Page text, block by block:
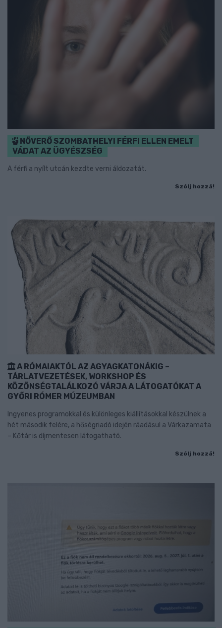
NŐVERŐ SZOMBATHELYI FÉRFI ELLEN EMELT
VÁDAT AZ ÜGYÉSZSÉG
A férfi a nyílt utcán kezdte verni áldozatát.
Szólj hozzá!
A RÓMAIAKTÓL AZ AGYAGKATONÁKIG –
TÁRLATVEZETÉSEK, WORKSHOP ÉS
KÖZÖNSÉGTALÁLKOZÓ VÁRJA A LÁTOGATÓKAT A
GYŐRI RÓMER MÚZEUMBAN
Ingyenes programokkal és különleges kiállításokkal készülnek a
hét második felére, a hőségriadó idején ráadásul a Várkazamata
– Kőtár is díjmentesen látogatható.
Szólj hozzá!